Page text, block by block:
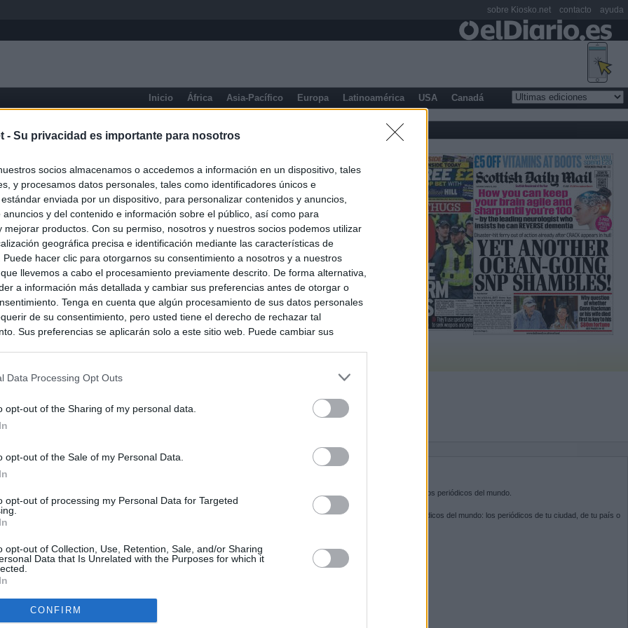
- Su privacidad es importante para nosotros
socios almacenamos o accedemos a información en un dispositivo, tales
y procesamos datos personales, tales como identificadores únicos e
enviada por un dispositivo, para personalizar contenidos y anuncios,
anuncios y del contenido e información sobre el público, así como para
mejorar productos. Con su permiso, nosotros y nuestros socios podemos utilizar
geográfica precisa e identificación mediante las características de
Puede hacer clic para otorgarnos su consentimiento a nosotros y a nuestros
llevemos a cabo el procesamiento previamente descrito. De forma alternativa,
a información más detallada y cambiar sus preferencias antes de otorgar o
Tenga en cuenta que algún procesamiento de sus datos personales
de su consentimiento, pero usted tiene el derecho de rechazar tal
Sus preferencias se aplicarán solo a este sitio web. Puede cambiar sus
Data Processing Opt Outs
opt-out of the Sharing of my personal data.
opt-out of the Sale of my Personal Data.
opt-out of processing my Personal Data for Targeted
opt-out of Collection, Use, Retention, Sale, and/or Sharing
Data that Is Unrelated with the Purposes for which it
CONFIRM
Inicio África Asia-Pacífico Europa Latinoamérica USA Canadá
Escocia
un ultimátum a Italia: o levanta los controles a viajeros de
"medidas proporcionales"
15 de agosto: "No aceptamos imposiciones"
el intento del PP de que los ministros acudan al Senado en
de Ceuta
SOBRE KIOSKO.NET
es la puerta de entrada a los periódicos del mundo.
Navega por las portadas de los periódicos del mundo: los periódicos de tu ciudad, de tu país o
SÍGUENOS
sobre Kiosko.net contacto ayuda